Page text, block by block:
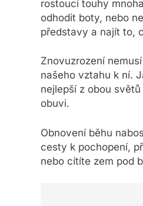
rostoucí touhy
odhodit boty, nebo
představy a najít to,
Znovuzrození
našeho vztahu k ní.
nejlepší z obou
obuvi.
Obnovení běhu
cesty k pochopení,
nebo cítíte zem pod